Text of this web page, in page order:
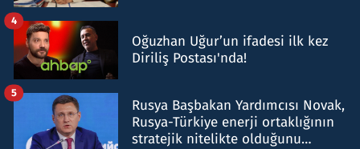
Oğuzhan Uğur’un ifadesi ilk kez
Diriliş Postası'nda!
4
Rusya Başbakan Yardımcısı Novak,
Rusya-Türkiye enerji ortaklığının
stratejik nitelikte olduğunu
5